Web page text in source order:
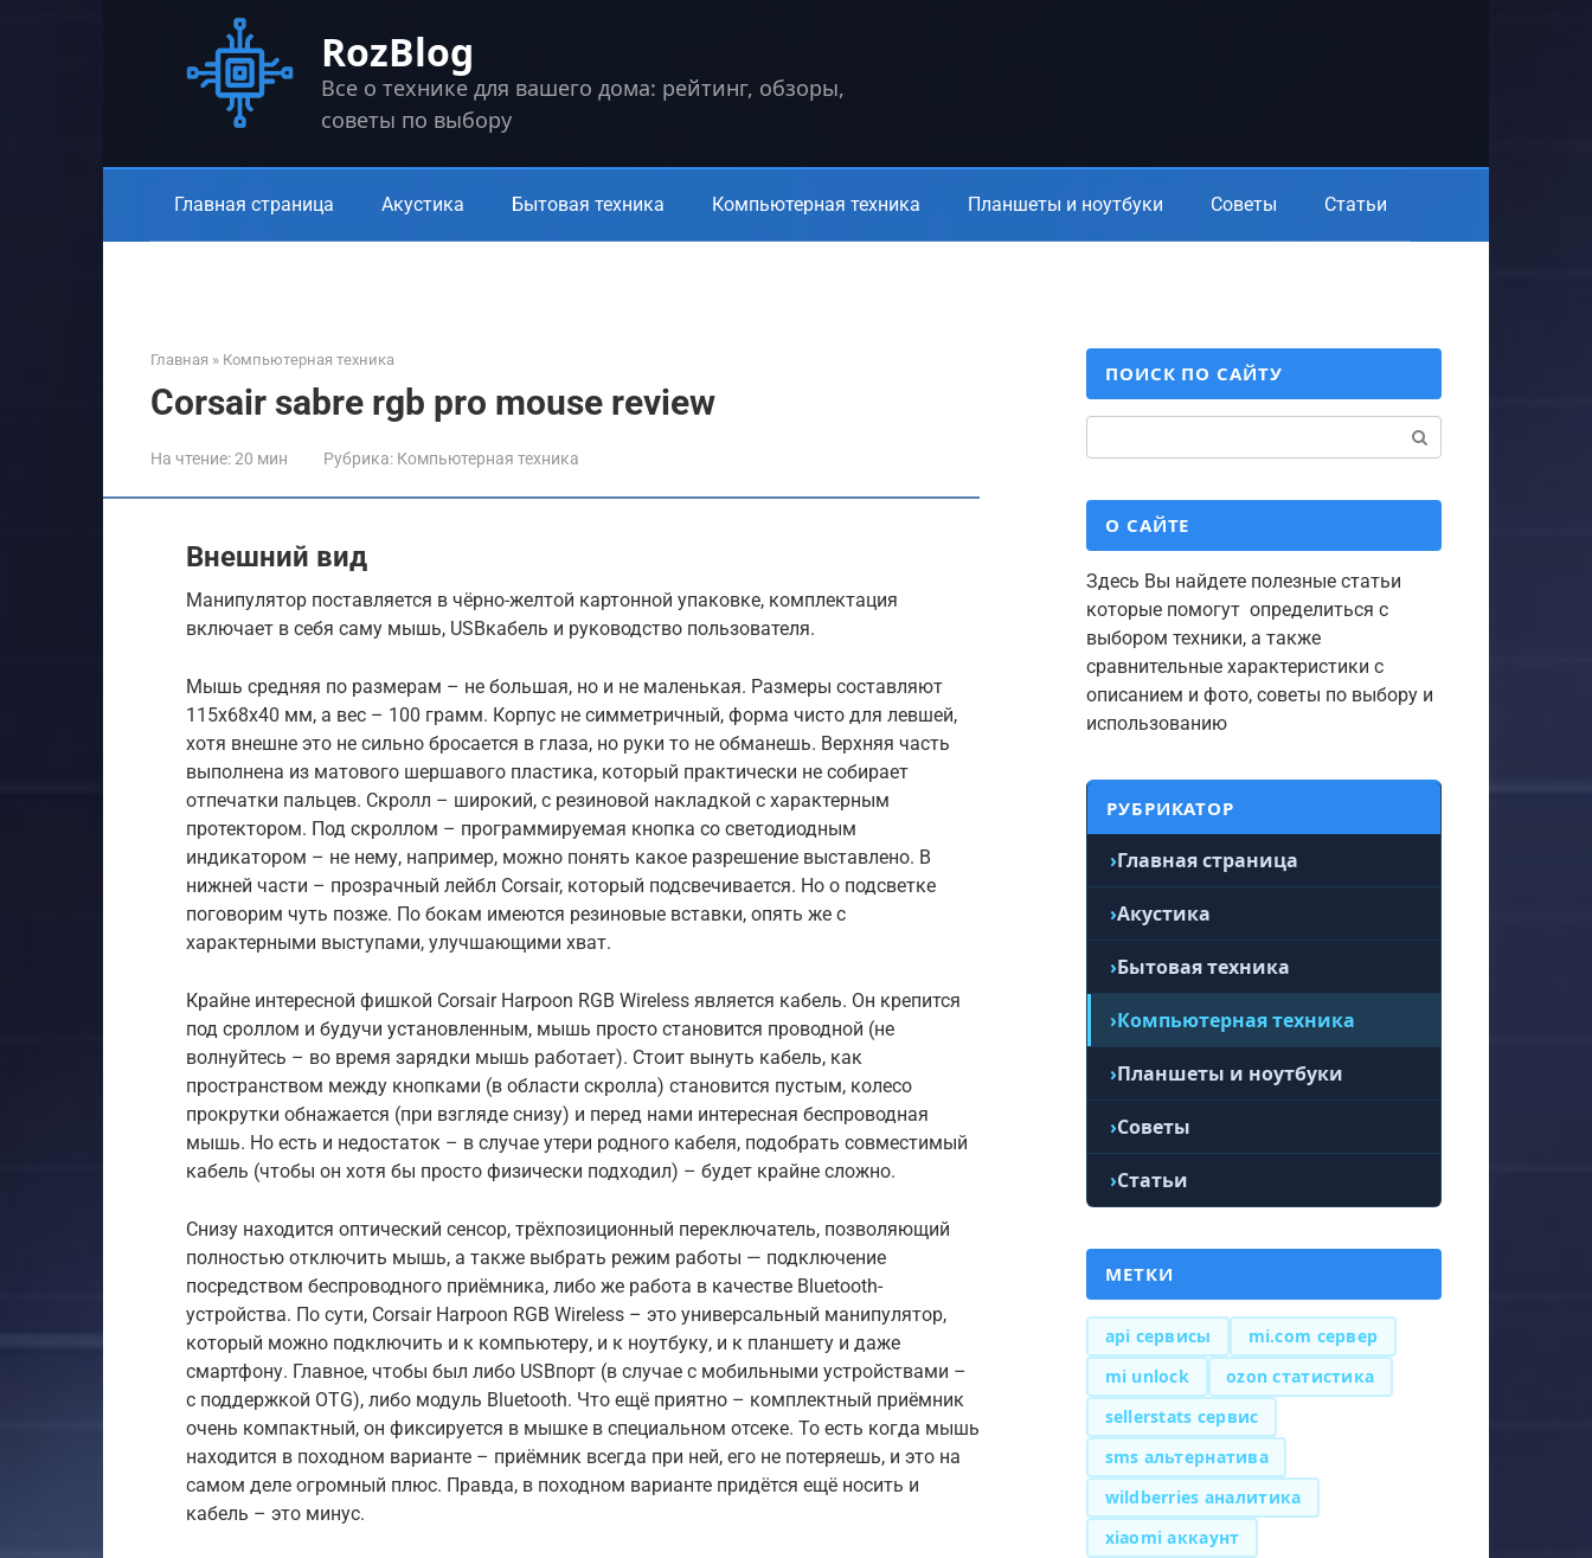
RozBlog
Все о технике для вашего дома: рейтинг, обзоры,
советы по выбору
Главная страница Акустика Бытовая техника Компьютерная техника Планшеты и ноутбуки Советы Статьи
Главная » Компьютерная техника
Corsair sabre rgb pro mouse review
На чтение:20 мин Рубрика: Компьютерная техника
Внешний вид
Манипулятор поставляется в чёрно-желтой картонной упаковке, комплектация
включает в себя саму мышь, USBкабель и руководство пользователя.
Мышь средняя по размерам – не большая, но и не маленькая. Размеры составляют
115х68х40 мм, а вес – 100 грамм. Корпус не симметричный, форма чисто для левшей,
хотя внешне это не сильно бросается в глаза, но руки то не обманешь. Верхняя часть
выполнена из матового шершавого пластика, который практически не собирает
отпечатки пальцев. Скролл – широкий, с резиновой накладкой с характерным
протектором. Под скроллом – программируемая кнопка со светодиодным
индикатором – не нему, например, можно понять какое разрешение выставлено. В
нижней части – прозрачный лейбл Corsair, который подсвечивается. Но о подсветке
поговорим чуть позже. По бокам имеются резиновые вставки, опять же с
характерными выступами, улучшающими хват.
Крайне интересной фишкой Corsair Harpoon RGB Wireless является кабель. Он крепится
под сроллом и будучи установленным, мышь просто становится проводной (не
волнуйтесь – во время зарядки мышь работает). Стоит вынуть кабель, как
пространством между кнопками (в области скролла) становится пустым, колесо
прокрутки обнажается (при взгляде снизу) и перед нами интересная беспроводная
мышь. Но есть и недостаток – в случае утери родного кабеля, подобрать совместимый
кабель (чтобы он хотя бы просто физически подходил) – будет крайне сложно.
Снизу находится оптический сенсор, трёхпозиционный переключатель, позволяющий
полностью отключить мышь, а также выбрать режим работы — подключение
посредством беспроводного приёмника, либо же работа в качестве Bluetooth-
устройства. По сути, Corsair Harpoon RGB Wireless – это универсальный манипулятор,
который можно подключить и к компьютеру, и к ноутбуку, и к планшету и даже
смартфону. Главное, чтобы был либо USBпорт (в случае с мобильными устройствами –
с поддержкой OTG), либо модуль Bluetooth. Что ещё приятно – комплектный приёмник
очень компактный, он фиксируется в мышке в специальном отсеке. То есть когда мышь
находится в походном варианте – приёмник всегда при ней, его не потеряешь, и это на
самом деле огромный плюс. Правда, в походном варианте придётся ещё носить и
кабель – это минус.
ПОИСК ПО САЙТУ
О САЙТЕ
Здесь Вы найдете полезные статьи
которые помогут определиться с
выбором техники, а также
сравнительные характеристики с
описанием и фото, советы по выбору и
использованию
РУБРИКАТОР
Главная страница
Акустика
Бытовая техника
Компьютерная техника
Планшеты и ноутбуки
Советы
Статьи
МЕТКИ
api сервисы
mi.com сервер
mi unlock
ozon статистика
sellerstats сервис
sms альтернатива
wildberries аналитика
xiaomi аккаунт